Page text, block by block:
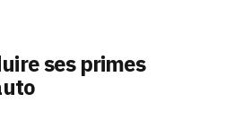
ses primes